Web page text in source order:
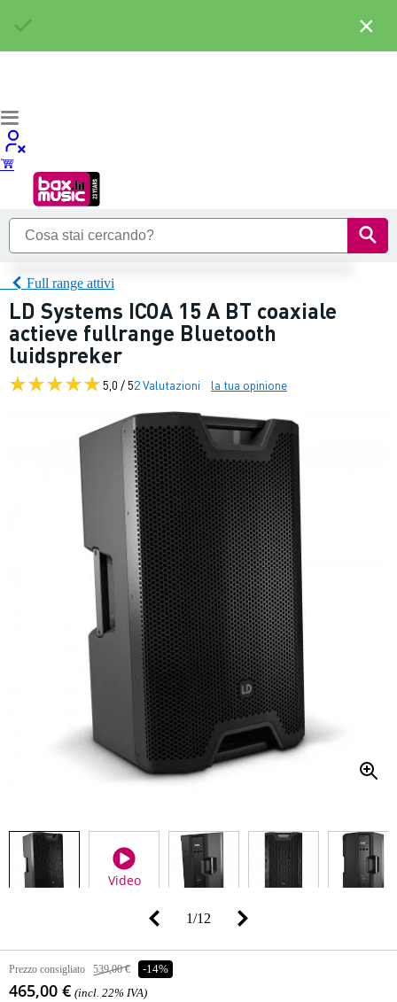
Full range attivi
LD Systems ICOA 15 A BT coaxiale
actieve fullrange Bluetooth
luidspreker
5,0 / 52 Valutazioni la tua opinione
Video
1/12
Prezzo consigliato 539,00 € -14%
465,00 € (incl. 22% IVA)
×